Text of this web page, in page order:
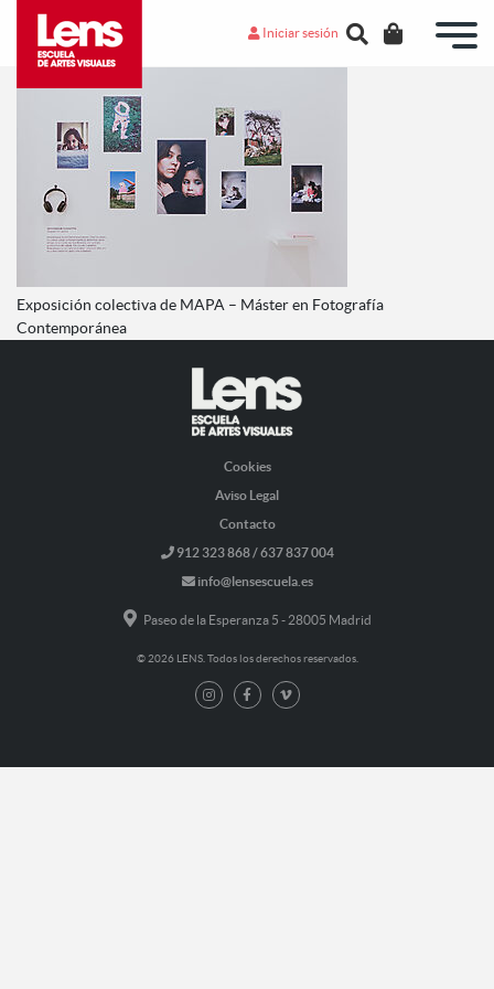
Iniciar sesión
Exposición colectiva de MAPA – Máster en Fotografía
Contemporánea
Cookies
Aviso Legal
Contacto
912 323 868 / 637 837 004
info@lensescuela.es
Paseo de la Esperanza 5 - 28005 Madrid
© 2026 LENS. Todos los derechos reservados.